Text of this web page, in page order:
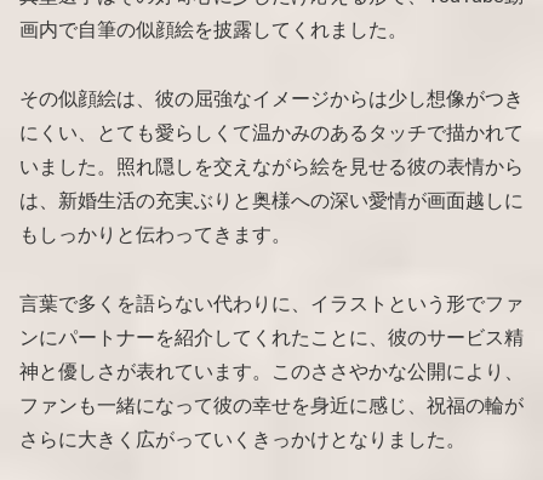
画内で自筆の似顔絵を披露してくれました。
その似顔絵は、彼の屈強なイメージからは少し想像がつき
にくい、とても愛らしくて温かみのあるタッチで描かれて
いました。照れ隠しを交えながら絵を見せる彼の表情から
は、新婚生活の充実ぶりと奥様への深い愛情が画面越しに
もしっかりと伝わってきます。
言葉で多くを語らない代わりに、イラストという形でファ
ンにパートナーを紹介してくれたことに、彼のサービス精
神と優しさが表れています。このささやかな公開により、
ファンも一緒になって彼の幸せを身近に感じ、祝福の輪が
さらに大きく広がっていくきっかけとなりました。